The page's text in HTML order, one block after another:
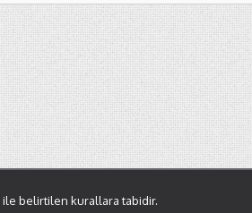
ile belirtilen kurallara tabidir.